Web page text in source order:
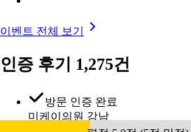
이벤트 전체 보기
인증 후기 1,275건
방문 인증 완료
미케이의원 강남